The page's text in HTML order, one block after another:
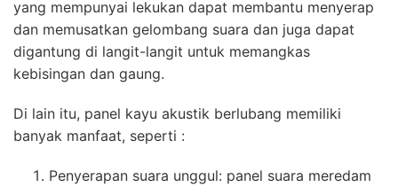
yang mempunyai lekukan dapat membantu menyerap
dan memusatkan gelombang suara dan juga dapat
digantung di langit-langit untuk memangkas
kebisingan dan gaung.
Di lain itu, panel kayu akustik berlubang memiliki
banyak manfaat, seperti :
Penyerapan suara unggul: panel suara meredam